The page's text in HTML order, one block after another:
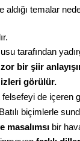
aldığı temalar
tarafından
zor bir şiir
görülür.
de içeren
biçimlerle
masalımsıbir